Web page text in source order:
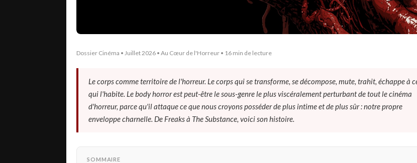
Dossier Cinéma • Juillet 2026 • Au Cœur de l'Horreur • 16 min de lecture
Le corps comme territoire de l'horreur. Le corps qui se transforme, se décompose, mute, trahit, échappe à
qui l'habite. Le body horror est peut-être le sous-genre le plus viscéralement perturbant de tout le cinéma
d'horreur, parce qu'il attaque ce que nous croyons posséder de plus intime et de plus sûr : notre propre
enveloppe charnelle. De Freaks à The Substance, voici son histoire.
SOMMAIRE